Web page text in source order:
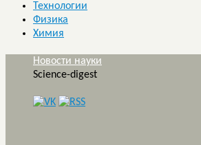
Технологии
Физика
Химия
Новости науки
Science-digest